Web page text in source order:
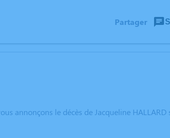
Partager
annonçons le décès de Jacqueline